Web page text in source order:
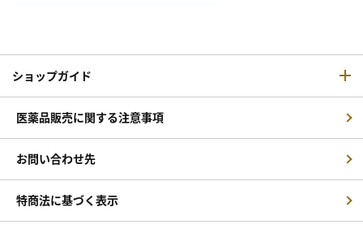
ショップガイド
医薬品販売に関する注意事項
お問い合わせ先
特商法に基づく表示